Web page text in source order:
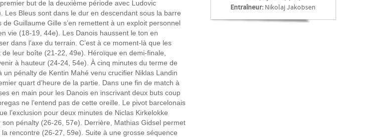
but de la deuxième période avec Ludovic
Les Bleus sont dans le dur en descendant sous la barre
Guillaume Gille s’en remettent à un exploit personnel
vie (18-19, 44e). Les Danois haussent le ton en
dans l’axe du terrain. C’est à ce moment-là que les
leur boîte (21-22, 49e). Héroïque en demi-finale,
à hauteur (24-24, 54e). À cinq minutes du terme de
pénalty de Kentin Mahé venu crucifier Niklas Landin
quart d’heure de la partie. Dans une fin de match à
en main pour les Danois en inscrivant deux buts coup
ne l’entend pas de cette oreille. Le pivot barcelonais
l’exclusion pour deux minutes de Niclas Kirkelokke
pénalty (26-26, 57e). Derrière, Mathias Gidsel permet
rencontre (26-27, 59e). Suite à une grosse séquence
Entraîneur: Nikolaj Jakobsen